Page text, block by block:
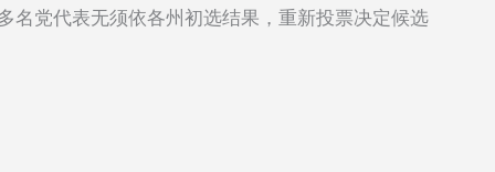
名党代表无须依各州初选结果，重新投票决定候选